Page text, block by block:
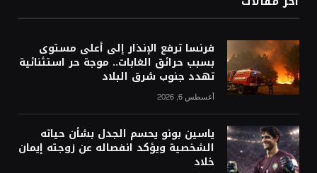
فرنسا ترفع الإنذار إلى أعلى مستوى
بسبب حرائق الغابات.. موجة حر استثنائية
تهدد جنوب شرق البلاد
أغسطس 6, 2026
ياسين بونو يحسم الجدل بشأن حياته
الشخصية ويؤكد انفصاله عن زوجته إيمان
خلاد